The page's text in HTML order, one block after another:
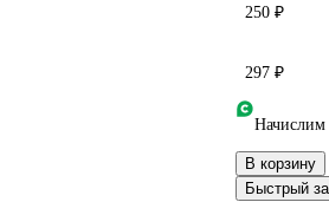
250 ₽
297 ₽
Начислим
В корзину
Быстрый